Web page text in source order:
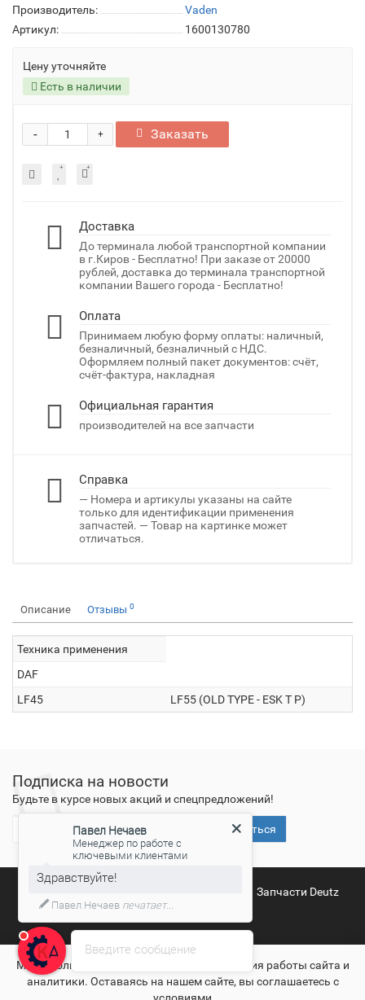
Производитель:
Vaden
Артикул:
1600130780
Цену уточняйте
Есть в наличии
+
- Заказать
Доставка
До терминала любой транспортной компании
в г.Киров - Бесплатно! При заказе от 20000
рублей, доставка до терминала транспортной
компании Вашего города - Бесплатно!
Оплата
Принимаем любую форму оплаты: наличный,
безналичный, безналичный с НДС.
Оформляем полный пакет документов: счёт,
счёт-фактура, накладная
Официальная гарантия
производителей на все запчасти
Справка
— Номера и артикулы указаны на сайте
только для идентификации применения
запчастей. — Товар на картинке может
отличаться.
Описание Отзывы 0
Техника применения
DAF
LF45
LF55 (OLD TYPE - ESK T P)
Подписка на новости
Будьте в курсе новых акций и спецпредложений!
Подписаться
Запчасти Deutz
Спб
Мы используем файлы cookies для улучшения работы сайта и
аналитики. Оставаясь на нашем сайте, вы соглашаетесь с
Введите сообщение
Павел Нечаев
Менеджер по работе с
ключевыми клиентами
Здравствуйте!
Павел Нечаев печатает...